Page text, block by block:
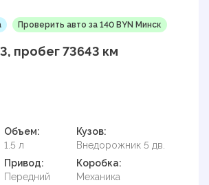
Проверить авто за 140 BYN Минск
пробег 73643 км
Объем:
1.5 л
Кузов:
Внедорожник 5 дв.
Привод:
Передний
Коробка:
Механика